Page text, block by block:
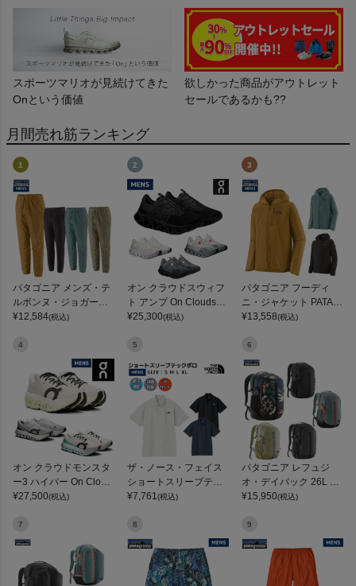
スポーツマリオが見続けてきた
Onという価値
欲しかった商品がアウトレット
セールであるかも??
月間売れ筋ランキング
1
パタゴニア メンズ・テ
ルボンヌ・ジョガーズ
PATAGONIA MS TERR
¥12,584(税込)
2
オン クラウドスウィフ
ト アンプ On Cloudswif
t Amp
¥25,300(税込)
3
パタゴニア フーディ
ニ・ジャケット PATAG
ONIA MS HOUDINI JKT
¥13,558(税込)
4
オン クラウドモンスタ
ー3 ハイパー On Cloud
monster 3 Hyper
¥27,500(税込)
5
ザ・ノース・フェイス
ショートスリーブテッ
クポロ THE NORTH FA
¥7,761(税込)
6
パタゴニア レフュジ
オ・デイパック 26L PA
TAGONIA REFUGIO DA
¥15,950(税込)
7 8 9